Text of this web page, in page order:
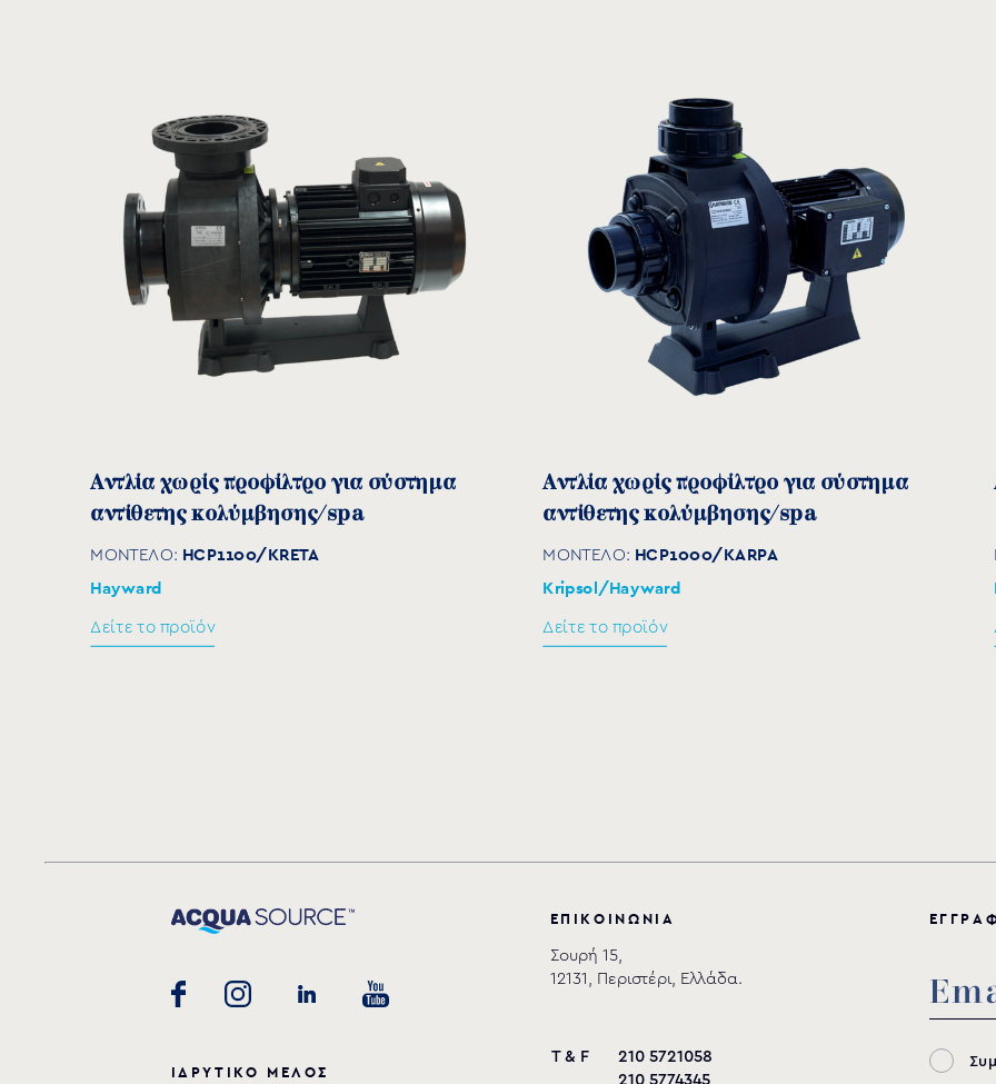
HCP38301E2 3,0 (1 phase)
HCP38253E 2,5 (3 phase)
HCP38303E 3,0 (3 phase)
Αντλία χωρίς προφίλτρο για σύστημα
αντίθετης κολύμβησης/spa
ΜΟΝΤΕΛΟ: HCP1100/KRETA
Hayward
Δείτε το προϊόν
Αντλία χωρίς προφίλτρο για σύστημα
αντίθετης κολύμβησης/spa
ΜΟΝΤΕΛΟ: HCP1000/KARPA
Kripsol/Hayward
Δείτε το προϊόν
ΙΔΡΥΤΙΚΟ ΜΕΛΟΣ
ΕΠ Ι ΚΟ Ι ΝΩ ΝΙ Α
Σουρή 15,
12131, Περιστέρι, Ελλάδα.
T & F
210 5721058
210 5774345
ΕΓ ΓΡΑ